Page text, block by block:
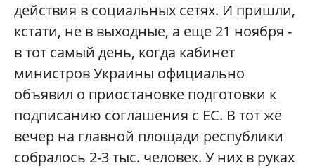
действия в социальных сетях. И пришли,
кстати, не в выходные, а еще 21 ноября -
в тот самый день, когда кабинет
министров Украины официально
объявил о приостановке подготовки к
подписанию соглашения с ЕС. В тот же
вечер на главной площади республики
собралось 2-3 тыс. человек. У них в руках